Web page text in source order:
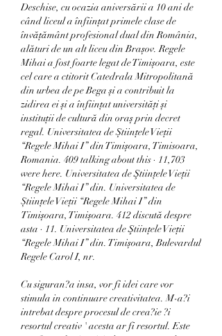
Deschise, cu ocazia aniversării a 10 ani de
când liceul a înființat primele clase de
învățământ profesional dual din România,
alături de un alt liceu din Brașov. Regele
Mihai a fost foarte legat de Timișoara, este
cel care a ctitorit Catedrala Mitropolitană
din urbea de pe Bega și a contribuit la
zidirea ei și a înființat universități și
instituții de cultură din oraș prin decret
regal. Universitatea de Științele Vieții
“Regele Mihai I” din Timișoara, Timisoara,
Romania. 409 talking about this · 11,703
were here. Universitatea de Ştiinţele Vieții
“Regele Mihai I” din. Universitatea de
Științele Vieții “Regele Mihai I” din
Timișoara, Timișoara. 412 discută despre
asta · 11. Universitatea de Ştiinţele Vieții
“Regele Mihai I” din. Timișoara, Bulevardul
Regele Carol I, nr.
Cu siguran?a insa, vor fi idei care vor
stimula in continuare creativitatea. M-a?i
intrebat despre procesul de crea?ie ?i
resortul creativ ' acesta ar fi resortul. Este